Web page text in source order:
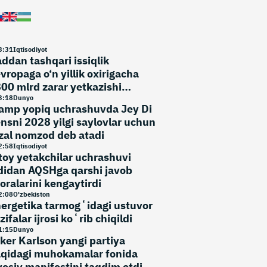
:31Iqtisodiyot
tashqari issiqlik
o‘n yillik oxirigacha
mlrd zarar yetkazishi
:18Dunyo
yopiq uchrashuvda Jey Di
2028 yilgi saylovlar uchun
nomzod deb atadi
:58Iqtisodiyot
yetakchilar uchrashuvi
AQSHga qarshi javob
kengaytirdi
:08O'zbekiston
tarmogʻidagi ustuvor
ijrosi koʻrib chiqildi
:15Dunyo
Karlson yangi partiya
muhokamalar fonida